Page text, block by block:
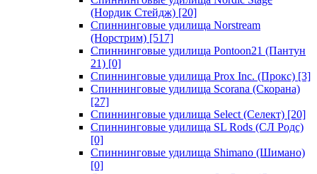
(Нордик Стейдж) [20]
Спиннинговые удилища Norstream
(Норстрим) [517]
Спиннинговые удилища Pontoon21 (Пантун
21) [0]
Спиннинговые удилища Prox Inc. (Прокс) [3]
Спиннинговые удилища Scorana (Скорана)
[27]
Спиннинговые удилища Select (Селект) [20]
Спиннинговые удилища SL Rods (СЛ Родс)
[0]
Спиннинговые удилища Shimano (Шимано)
[0]